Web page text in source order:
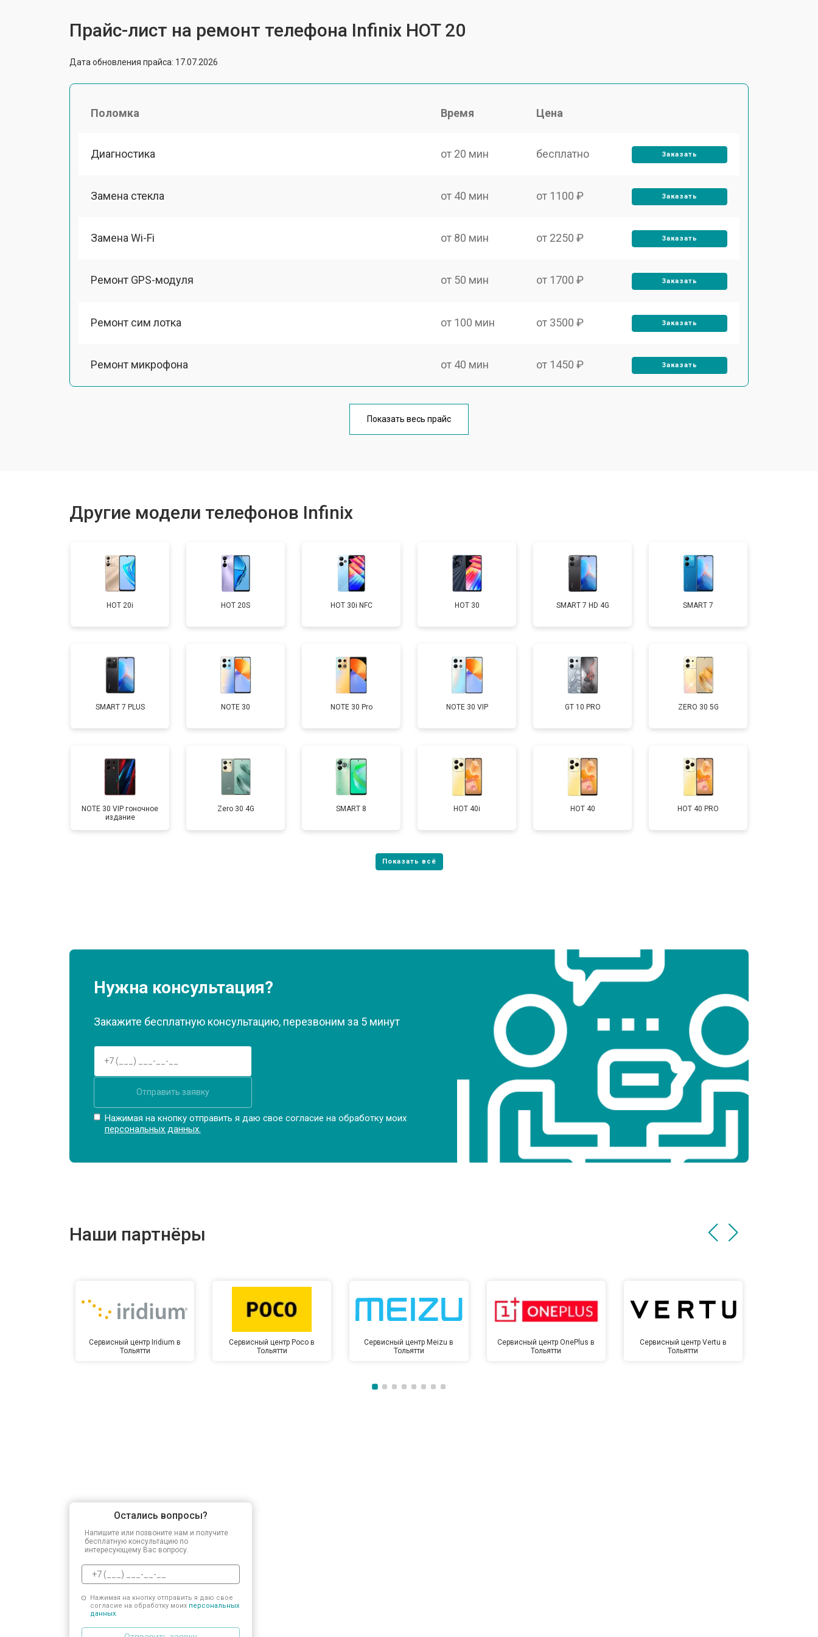
Прайс-лист на ремонт телефона Infinix HOT 20
Дата обновления прайса: 17.07.2026
Поломка Время Цена
Диагностика от 20 мин бесплатно Заказать
Замена стекла от 40 мин от 1100 ₽ Заказать
Замена Wi-Fi от 80 мин от 2250 ₽ Заказать
Ремонт GPS-модуля от 50 мин от 1700 ₽ Заказать
Ремонт сим лотка от 100 мин от 3500 ₽ Заказать
Ремонт микрофона от 40 мин от 1450 ₽ Заказать
от 70 мин
Замена задней крышки от 60 мин от 1400 ₽
Замена аккумулятора от 60 мин от 950 ₽ Заказать
Замена кнопки включения от 50 мин от 1750 ₽ Заказать
Ремонт динамика от 40 мин от 1400 ₽ Заказать
Показать весь прайс
Другие модели телефонов Infinix
HOT 20i HOT 20S HOT 30i NFC HOT 30 SMART 7 HD 4G SMART 7
SMART 7 PLUS NOTE 30 NOTE 30 Pro NOTE 30 VIP GT 10 PRO ZERO 30 5G
NOTE 30 VIP гоночное
издание
Zero 30 4G SMART 8 HOT 40i HOT 40 HOT 40 PRO
Нужна консультация?
Закажите бесплатную консультацию, перезвоним за 5 минут
Отправить заявку
Нажимая на кнопку отправить я даю свое согласие на обработку моих
персональных данных.
Наши партнёры
Сервисный центр Iridium в
Тольятти
Сервисный центр Poco в
Тольятти
Сервисный центр Meizu в
Тольятти
Сервисный центр OnePlus в
Тольятти
Сервисный центр Vertu в
Тольятти
Остались вопросы?
Напишите или позвоните нам и получите
бесплатную консультацию по
интересующему Вас вопросу.
Нажимая на кнопку отправить я даю свое
согласие на обработку моих персональных
данных.